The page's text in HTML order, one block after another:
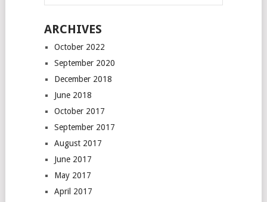
ARCHIVES
October 2022
September 2020
December 2018
June 2018
October 2017
September 2017
August 2017
June 2017
May 2017
April 2017